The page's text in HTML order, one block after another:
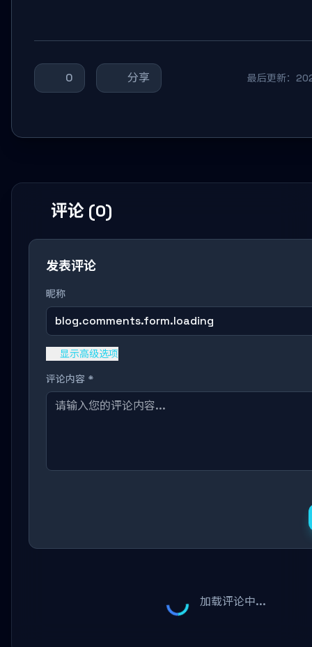
0 分享 最后更新：
评论 (0)
发表评论
昵称
blog.comments.form.loading
显示高级选项
评论内容 *
加载评论中...